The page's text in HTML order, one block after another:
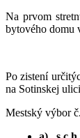
Na prvom
bytového domu
Po zistení
na Sotinskej
Mestský výbor